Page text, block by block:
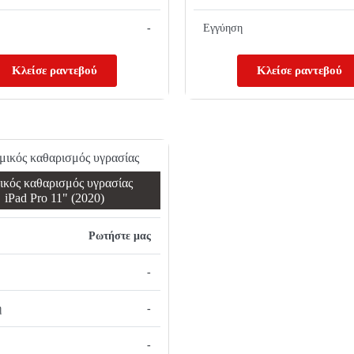
-
Κλείσε ραντεβού
Εγγύηση
Κλείσε ραντεβού
καθαρισμός υγρασίας
iPad Pro 11" (2020)
Ρωτήστε μας
-
-
-